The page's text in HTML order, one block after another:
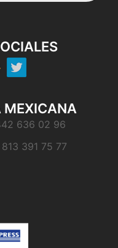
MEXICANA
636 02 96
813 391 75 77